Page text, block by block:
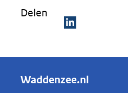
Delen
e
e
Waddenzee.nl